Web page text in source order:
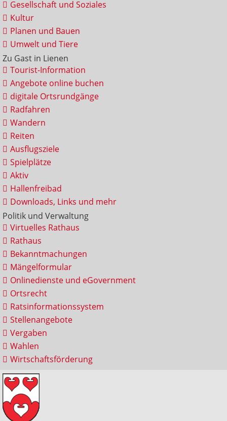
Gesellschaft und Soziales
Kultur
Planen und Bauen
Umwelt und Tiere
Zu Gast in Lienen
Tourist-Information
Angebote online buchen
digitale Ortsrundgänge
Radfahren
Wandern
Reiten
Ausflugsziele
Spielplätze
Aktiv
Hallenfreibad
Downloads, Links und mehr
Politik und Verwaltung
Virtuelles Rathaus
Rathaus
Bekanntmachungen
Mängelformular
Onlinedienste und eGovernment
Ortsrecht
Ratsinformationssystem
Stellenangebote
Vergaben
Wahlen
Wirtschaftsförderung